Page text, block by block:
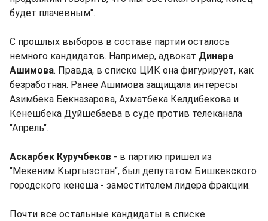
будет плачевным".
С прошлых выборов в составе партии осталось
немного кандидатов. Например, адвокат Динара
Ашимова. Правда, в списке ЦИК она фигурирует, как
безработная. Ранее Ашимова защищала интересы
Азимбека Бекназарова, Ахматбека Келдибекова и
Кенешбека Дуйшебаева в суде против телеканала
"Апрель".
Аскарбек Куручбеков - в партию пришел из
"Мекеним Кыргызстан", был депутатом Бишкекского
городского кенеша - заместителем лидера фракции.
Почти все остальные кандидаты в списке